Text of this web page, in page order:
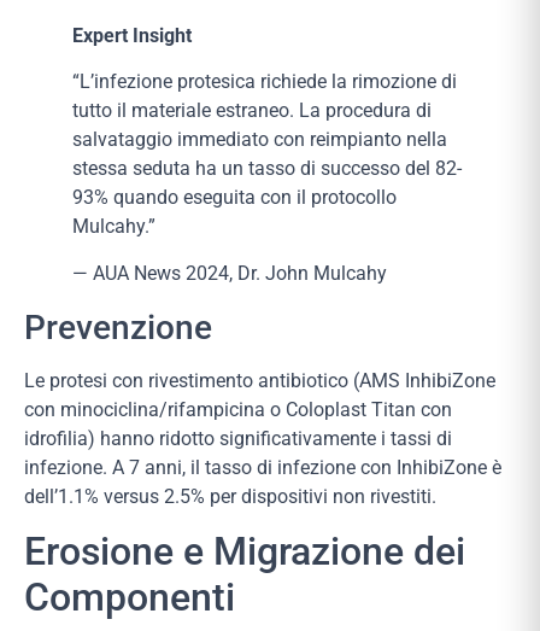
Expert Insight
“L’infezione protesica richiede la rimozione di
tutto il materiale estraneo. La procedura di
salvataggio immediato con reimpianto nella
stessa seduta ha un tasso di successo del 82-
93% quando eseguita con il protocollo
Mulcahy.”
— AUA News 2024, Dr. John Mulcahy
Prevenzione
Le protesi con rivestimento antibiotico (AMS InhibiZone
con minociclina/rifampicina o Coloplast Titan con
idrofilia) hanno ridotto significativamente i tassi di
infezione. A 7 anni, il tasso di infezione con InhibiZone è
dell’1.1% versus 2.5% per dispositivi non rivestiti.
Erosione e Migrazione dei
Componenti